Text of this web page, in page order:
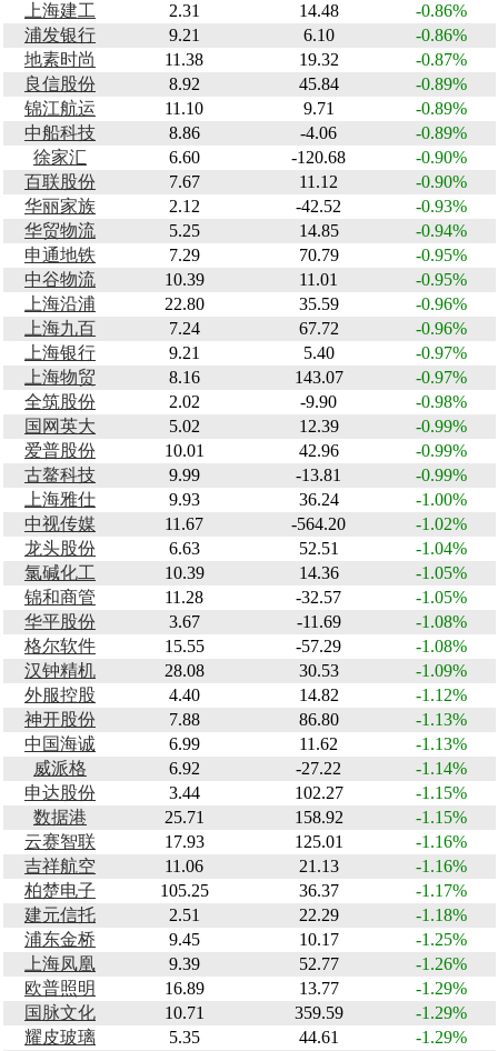
上海建工
2.31 14.48
-0.86%
浦发银行
9.21 6.10
-0.86%
地素时尚
11.38 19.32
-0.87%
良信股份
8.92 45.84
-0.89%
锦江航运
11.10 9.71
-0.89%
中船科技
8.86 -4.06
-0.89%
徐家汇
6.60 -120.68
-0.90%
百联股份
7.67 11.12
-0.90%
华丽家族
2.12 -42.52
-0.93%
华贸物流
5.25 14.85
-0.94%
申通地铁
7.29 70.79
-0.95%
中谷物流
10.39 11.01
-0.95%
上海沿浦
22.80 35.59
-0.96%
上海九百
7.24 67.72
-0.96%
上海银行
9.21 5.40
-0.97%
上海物贸
8.16 143.07
-0.97%
全筑股份
2.02 -9.90
-0.98%
国网英大
5.02 12.39
-0.99%
爱普股份
10.01 42.96
-0.99%
古鳌科技
9.99 -13.81
-0.99%
上海雅仕
9.93 36.24
-1.00%
中视传媒
11.67 -564.20
-1.02%
龙头股份
6.63 52.51
-1.04%
氯碱化工
10.39 14.36
-1.05%
锦和商管
11.28 -32.57
-1.05%
华平股份
3.67 -11.69
-1.08%
格尔软件
15.55 -57.29
-1.08%
汉钟精机
28.08 30.53
-1.09%
外服控股
4.40 14.82
-1.12%
神开股份
7.88 86.80
-1.13%
中国海诚
6.99 11.62
-1.13%
威派格
6.92 -27.22
-1.14%
申达股份
3.44 102.27
-1.15%
数据港
25.71 158.92
-1.15%
云赛智联
17.93 125.01
-1.16%
吉祥航空
11.06 21.13
-1.16%
柏楚电子
105.25 36.37
-1.17%
建元信托
2.51 22.29
-1.18%
浦东金桥
9.45 10.17
-1.25%
上海凤凰
9.39 52.77
-1.26%
欧普照明
16.89 13.77
-1.29%
国脉文化
10.71 359.59
-1.29%
耀皮玻璃
5.35 44.61
-1.29%